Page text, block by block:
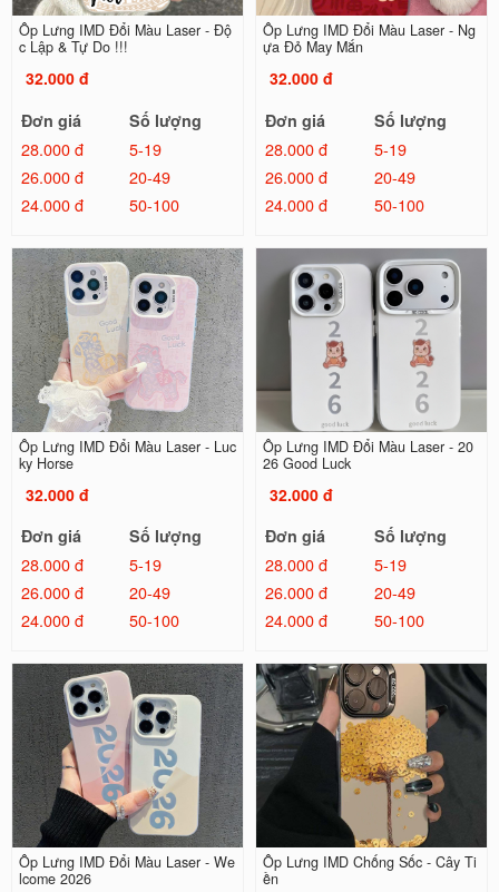
Ốp Lưng IMD Đổi Màu Laser - Độ
c Lập & Tự Do !!!
32.000 đ
Đơn giá
Số lượng
28.000 đ
5-19
26.000 đ
20-49
24.000 đ
50-100
Ốp Lưng IMD Đổi Màu Laser - Ng
ựa Đỏ May Mắn
32.000 đ
Đơn giá
Số lượng
28.000 đ
5-19
26.000 đ
20-49
24.000 đ
50-100
Ốp Lưng IMD Đổi Màu Laser - Luc
ky Horse
32.000 đ
Đơn giá
Số lượng
28.000 đ
5-19
26.000 đ
20-49
24.000 đ
50-100
Ốp Lưng IMD Đổi Màu Laser - 20
26 Good Luck
32.000 đ
Đơn giá
Số lượng
28.000 đ
5-19
26.000 đ
20-49
24.000 đ
50-100
Ốp Lưng IMD Đổi Màu Laser - We
lcome 2026
Ốp Lưng IMD Chống Sốc - Cây Ti
ền